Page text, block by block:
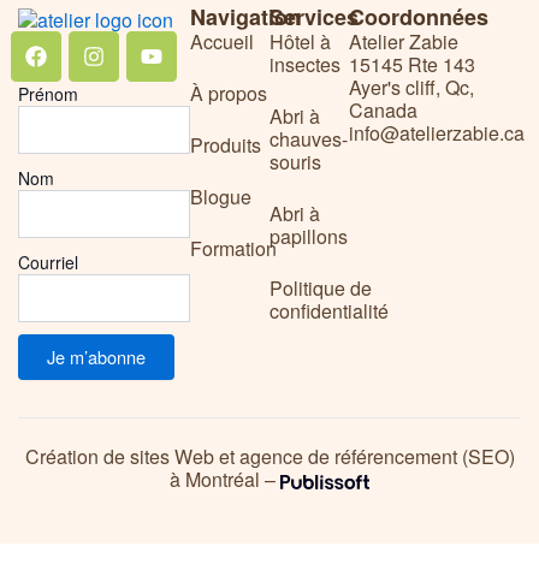
FacebookInstagramYoutube
Prénom
Nom
Courriel
Navigation
Accueil
À propos
Produits
Blogue
Formation
Services
Hôtel à
insectes
Abri à
chauves-
souris
Abri à
papillons
Politique de
confidentialité
Coordonnées
Atelier Zabie
15145 Rte 143
Ayer's cliff, Qc,
Canada
info@atelierzabie.ca
Création de sites Web et agence de référencement (SEO)
à Montréal –